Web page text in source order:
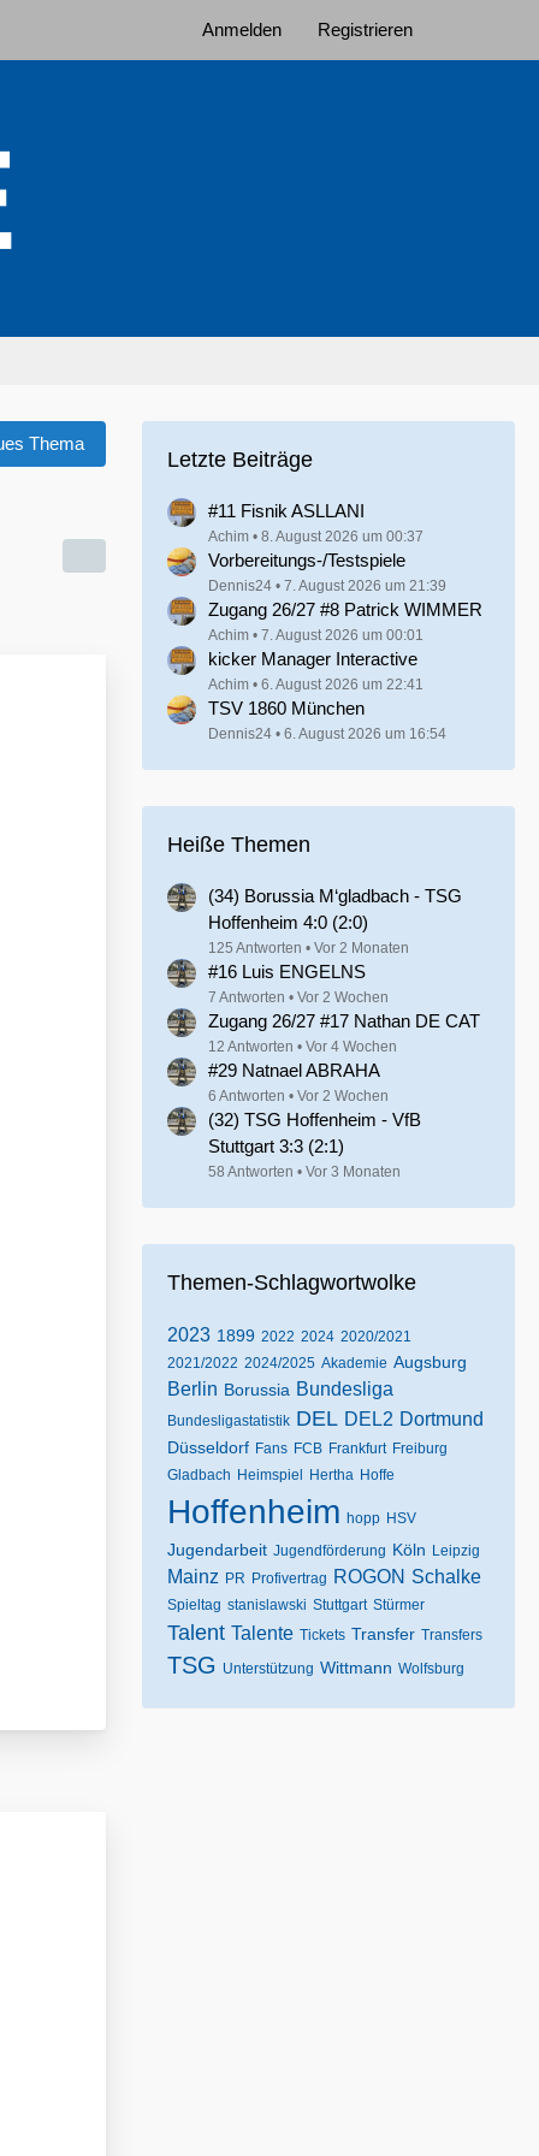
Anmelden Registrieren
Thema
Letzte Beiträge
#11 Fisnik ASLLANI
Achim 8. August 2026 um 00:37
Vorbereitungs-/Testspiele
Dennis24 7. August 2026 um 21:39
Zugang 26/27 #8 Patrick WIMMER
Achim 7. August 2026 um 00:01
kicker Manager Interactive
Achim 6. August 2026 um 22:41
TSV 1860 München
Dennis24 6. August 2026 um 16:54
Heiße Themen
(34) Borussia M‘gladbach - TSG
Hoffenheim 4:0 (2:0)
125 Antworten Vor 2 Monaten
#16 Luis ENGELNS
7 Antworten Vor 2 Wochen
Zugang 26/27 #17 Nathan DE CAT
12 Antworten Vor 4 Wochen
#29 Natnael ABRAHA
6 Antworten Vor 2 Wochen
(32) TSG Hoffenheim - VfB
Stuttgart 3:3 (2:1)
58 Antworten Vor 3 Monaten
Themen-Schlagwortwolke
2023 1899 2022 2024 2020/2021
2021/2022 2024/2025 Akademie Augsburg
Berlin Borussia Bundesliga
Bundesligastatistik DEL DEL2 Dortmund
Düsseldorf Fans FCB Frankfurt Freiburg
Gladbach Heimspiel Hertha Hoffe
Hoffenheim hopp HSV
Jugendarbeit Jugendförderung Köln Leipzig
Mainz PR Profivertrag ROGON Schalke
Spieltag stanislawski Stuttgart Stürmer
Talent Talente Tickets Transfer Transfers
TSG Unterstützung Wittmann Wolfsburg